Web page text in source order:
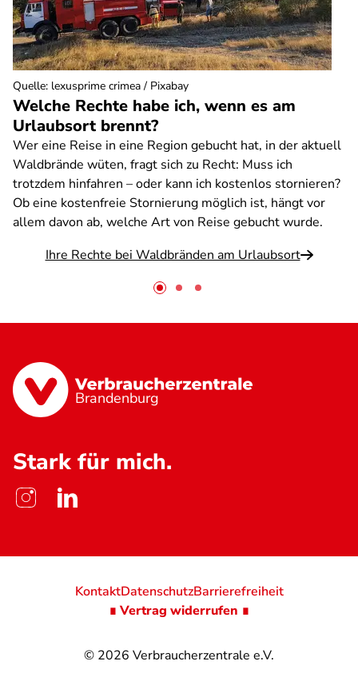
Welche Rechte habe ich, wenn es am
Urlaubsort brennt?
Wer eine Reise in eine Region gebucht hat, in der aktuell
Waldbrände wüten, fragt sich zu Recht: Muss ich
trotzdem hinfahren – oder kann ich kostenlos stornieren?
Ob eine kostenfreie Stornierung möglich ist, hängt vor
allem davon ab, welche Art von Reise gebucht wurde.
Ihre Rechte bei Waldbränden am Urlaubsort
Quelle: lexusprime crimea / Pixabay
Brandenburg
Stark für mich.
© 2026 Verbraucherzentrale e.V.
KontaktDatenschutzBarrierefreiheit
∎ Vertrag widerrufen ∎